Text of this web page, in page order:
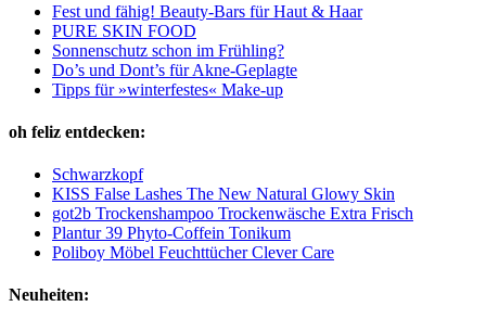
Fest und fähig! Beauty-Bars für Haut & Haar
PURE SKIN FOOD
Sonnenschutz schon im Frühling?
Do’s und Dont’s für Akne-Geplagte
Tipps für »winterfestes« Make-up
oh feliz entdecken:
Schwarzkopf
KISS False Lashes The New Natural Glowy Skin
got2b Trockenshampoo Trockenwäsche Extra Frisch
Plantur 39 Phyto-Coffein Tonikum
Poliboy Möbel Feuchttücher Clever Care
Neuheiten: